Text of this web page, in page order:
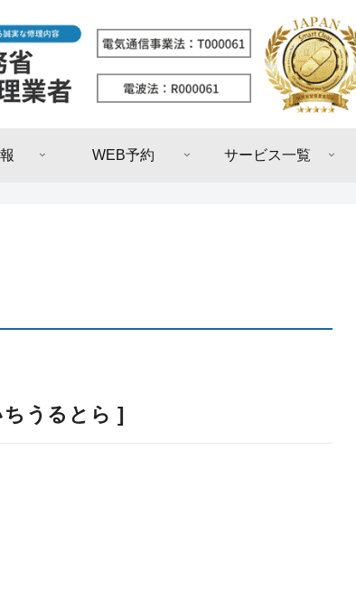
WEB予約 サービス一覧
うるとら ]